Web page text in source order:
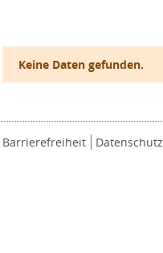
Keine Daten gefunden.
Barrierefreiheit Datenschutz